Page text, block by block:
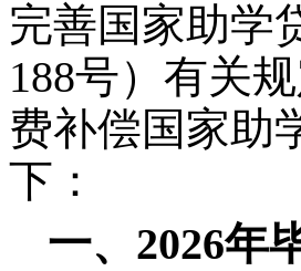
完善国家助学
188号）有关
费补偿国家助
下：
一、2026年